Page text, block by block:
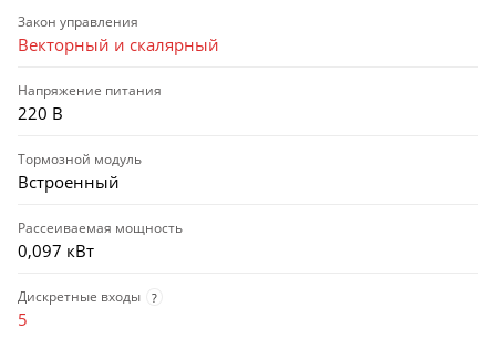
Закон управления
Векторный и скалярный
Напряжение питания
220 В
Тормозной модуль
Встроенный
Рассеиваемая мощность
0,097 кВт
Дискретные входы ?
5